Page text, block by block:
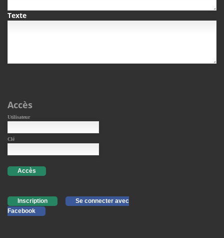
Texte
Accès
Utilisateur
Clé
Accès
Inscription
Se connecter avec
Facebook